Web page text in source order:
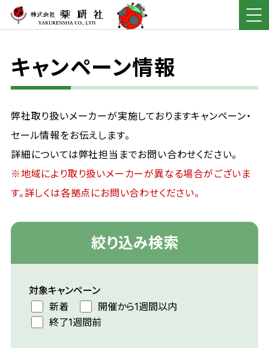
キャンペーン情報
弊社取り扱いメーカーが実施しておりますキャンペーン・
セール情報をお伝えします。
詳細については弊社担当までお問い合わせください。
※地域により取り扱いメーカーが異なる場合がございま
す。詳しくは各拠点にお問い合わせください。
絞り込み検索
対象キャンペーン
新着
開催から1週間以内
終了1週間前